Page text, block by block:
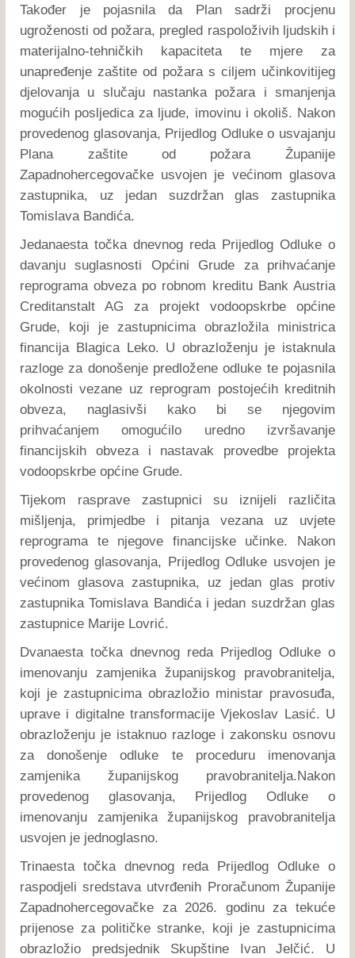
Također je pojasnila da Plan sadrži procjenu
ugroženosti od požara, pregled raspoloživih ljudskih i
materijalno-tehničkih kapaciteta te mjere za
unapređenje zaštite od požara s ciljem učinkovitijeg
djelovanja u slučaju nastanka požara i smanjenja
mogućih posljedica za ljude, imovinu i okoliš. Nakon
provedenog glasovanja, Prijedlog Odluke o usvajanju
Plana zaštite od požara Županije
Zapadnohercegovačke usvojen je većinom glasova
zastupnika, uz jedan suzdržan glas zastupnika
Tomislava Bandića.
Jedanaesta točka dnevnog reda Prijedlog Odluke o
davanju suglasnosti Općini Grude za prihvaćanje
reprograma obveza po robnom kreditu Bank Austria
Creditanstalt AG za projekt vodoopskrbe općine
Grude, koji je zastupnicima obrazložila ministrica
financija Blagica Leko. U obrazloženju je istaknula
razloge za donošenje predložene odluke te pojasnila
okolnosti vezane uz reprogram postojećih kreditnih
obveza, naglasivši kako bi se njegovim
prihvaćanjem omogućilo uredno izvršavanje
financijskih obveza i nastavak provedbe projekta
vodoopskrbe općine Grude.
Tijekom rasprave zastupnici su iznijeli različita
mišljenja, primjedbe i pitanja vezana uz uvjete
reprograma te njegove financijske učinke. Nakon
provedenog glasovanja, Prijedlog Odluke usvojen je
većinom glasova zastupnika, uz jedan glas protiv
zastupnika Tomislava Bandića i jedan suzdržan glas
zastupnice Marije Lovrić.
Dvanaesta točka dnevnog reda Prijedlog Odluke o
imenovanju zamjenika županijskog pravobranitelja,
koji je zastupnicima obrazložio ministar pravosuđa,
uprave i digitalne transformacije Vjekoslav Lasić. U
obrazloženju je istaknuo razloge i zakonsku osnovu
za donošenje odluke te proceduru imenovanja
zamjenika županijskog pravobranitelja.Nakon
provedenog glasovanja, Prijedlog Odluke o
imenovanju zamjenika županijskog pravobranitelja
usvojen je jednoglasno.
Trinaesta točka dnevnog reda Prijedlog Odluke o
raspodjeli sredstava utvrđenih Proračunom Županije
Zapadnohercegovačke za 2026. godinu za tekuće
prijenose za političke stranke, koji je zastupnicima
obrazložio predsjednik Skupštine Ivan Jelčić. U